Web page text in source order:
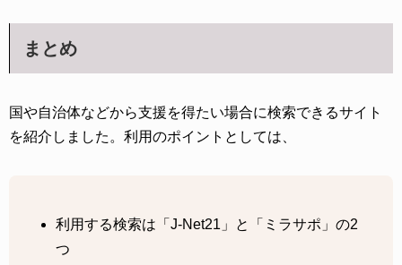
まとめ
国や自治体などから支援を得たい場合に検索できるサイト
を紹介しました。利用のポイントとしては、
利用する検索は「J-Net21」と「ミラサポ」の2
つ